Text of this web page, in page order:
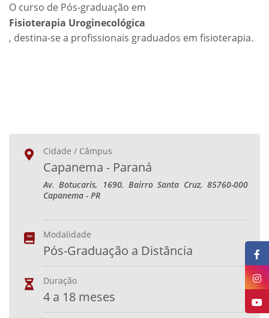
O curso de Pós-graduação em
Fisioterapia Uroginecológica
, destina-se a profissionais graduados em fisioterapia.
Cidade / Câmpus
Capanema - Paraná
Av. Botucaris, 1690, Bairro Santa Cruz, 85760-000
Capanema - PR
Modalidade
Pós-Graduação a Distância
Duração
4 a 18 meses